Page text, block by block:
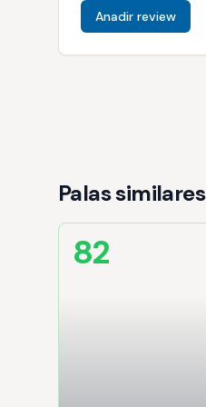
Anadir review
Palas similares
82